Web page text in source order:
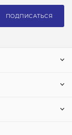
ПОДПИСАТЬСЯ